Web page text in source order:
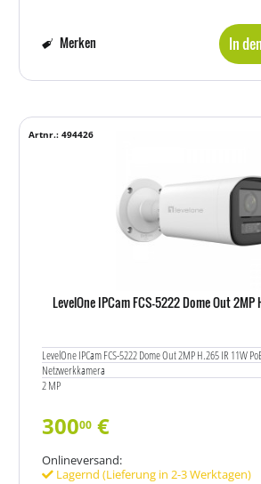
In
Merken
LevelOne IPCam FCS-5222 Dome Out 2MP
LevelOne IPCam FCS-5222 Dome Out 2MP H.265 IR 11W
Netzwerkkamera
2 MP
Artnr.: 494426
30000 €
Onlineversand:
Lagernd (Lieferung in 2-3 Werktagen)